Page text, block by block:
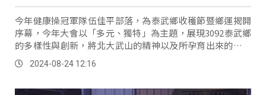
今年健康操冠軍隊伍佳平部落，為泰武鄉收穫節暨鄉運揭開
序幕，今年大會以「多元、獨特」為主題，展現3092泰武鄉
的多樣性與創新，將北大武山的精神以及所孕育出來的力與
美完整呈現，縣長周春米也為泰武鄉族人帶來好消息。
2024-08-24 12:16